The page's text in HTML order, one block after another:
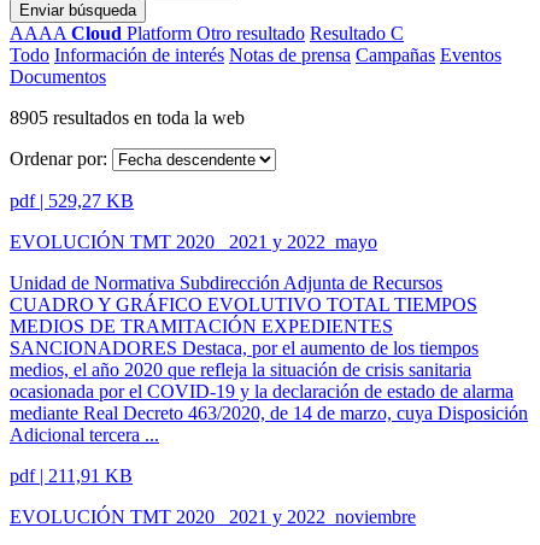
Enviar búsqueda
AAAA Cloud Platform Otro resultado Resultado C
Todo Información de interés Notas de prensa Campañas Eventos
Documentos
8905 resultados en toda la web
Ordenar por:
pdf | 529,27 KB
EVOLUCIÓN TMT 2020_ 2021 y 2022_mayo
Unidad de Normativa Subdirección Adjunta de Recursos
CUADRO Y GRÁFICO EVOLUTIVO TOTAL TIEMPOS
MEDIOS DE TRAMITACIÓN EXPEDIENTES
SANCIONADORES Destaca, por el aumento de los tiempos
medios, el año 2020 que refleja la situación de crisis sanitaria
ocasionada por el COVID-19 y la declaración de estado de alarma
mediante Real Decreto 463/2020, de 14 de marzo, cuya Disposición
Adicional tercera ...
pdf | 211,91 KB
EVOLUCIÓN TMT 2020_ 2021 y 2022_noviembre